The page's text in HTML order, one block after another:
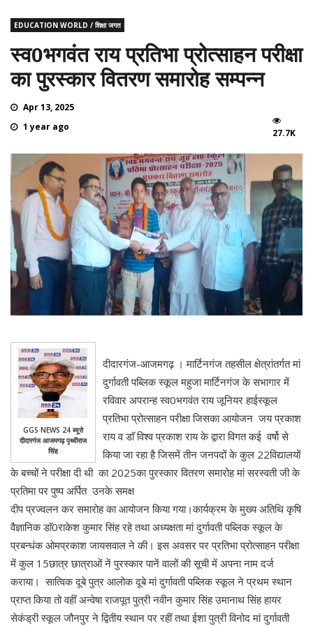
EDUCATION WORLD / शिक्षा जगत
स्व0भगवंत राय प्रतिभा प्रोत्साहन परीक्षा
का पुरस्कार वितरण समारोह सम्पन्न
Apr 13, 2025
1 year ago
27.7K
GGS NEWS 24 ब्यूरो
दीदारगंज आजमगढ़ पृथ्वीराज
सिंह
दीदारगंज-आजमगढ़ । मार्टिनगंज तहसील क्षेत्रांतर्गत मां
दुर्गावती पब्लिक स्कूल महुजा मार्टिनगंज के सभागार में
रविवार अपरान्ह स्व0भगवंत राय जूनियर हाईस्कूल
प्रतिभा प्रोत्साहन परीक्षा जिसका आयोजन जय प्रकाश
राय व डाॅ विश्व प्रकाश राय के द्वारा विगत कई वर्षो से
किया जा रहा है जिसमें तीन जनपदों के कुल 22विद्यालयों
के बच्चों ने परीक्षा दी थी का 2025का पुरस्कार वितरण समारोह मां सरस्वती जी के
प्रतिमा पर पुष्प अर्पित उनके समक्ष
दीप प्रज्वलन कर समारोह का आयोजन किया गया।कार्यक्रम के मुख्य अतिथि कृषि
वैज्ञानिक डाॅ0राकेश कुमार सिंह रहे तथा अध्यक्षता मां दुर्गावती पब्लिक स्कूल के
प्रबन्धंक ओमप्रकाश जायसवाल ने की। इस अवसर पर प्रतिभा प्रोत्साहन परीक्षा
में कुल 15छात्र छात्राओं नें पुरस्कार पानें वालों की सूची में अपना नाम दर्ज
कराया। सात्विक दूबे पुत्र आलोक दूबे मां दुर्गावती पब्लिक स्कूल ने प्रथम स्थान
प्राप्त किया तो वहीं अन्वेषा राजपूत पुत्री नवीन कुमार सिंह उमानाथ सिंह हायर
सेकंड्री स्कूल जौनपुर ने द्वितीय स्थान पर रहीं तथा ईशा पुत्री विनोद मां दुर्गावती